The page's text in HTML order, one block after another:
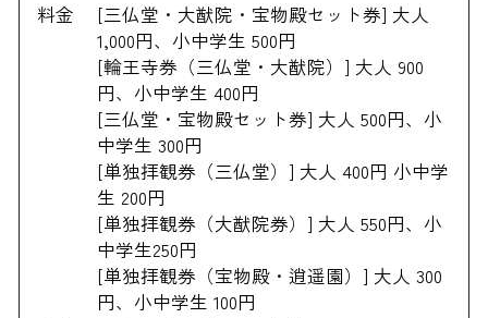
料金
[三仏堂・大猷院・宝物殿セット券] 大人
1,000円、小中学生 500円
[輪王寺券（三仏堂・大猷院）] 大人 900
円、小中学生 400円
[三仏堂・宝物殿セット券] 大人 500円、小
中学生 300円
[単独拝観券（三仏堂）] 大人 400円 小中学
生 200円
[単独拝観券（大猷院券）] 大人 550円、小
中学生250円
[単独拝観券（宝物殿・逍遥園）] 大人 300
円、小中学生 100円